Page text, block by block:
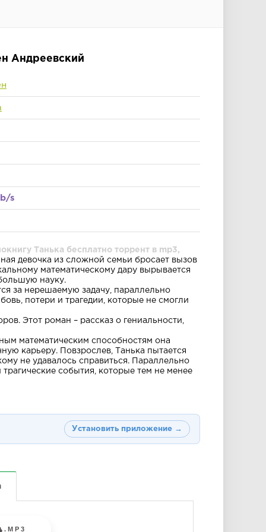
Андреевский
s
Танька бесплатно торрент в mp3,
девочка из сложной семьи бросает вызов
математическому дару вырывается
науку.
за нерешаемую задачу, параллельно
потери и трагедии, которые не смогли
Этот роман – рассказ о гениальности,
математическим способностям она
карьеру. Повзрослев, Танька пытается
не удавалось справиться. Параллельно
события, которые тем не менее
Установить приложение →
.MP3